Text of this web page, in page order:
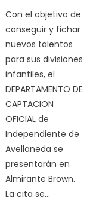
Con el objetivo de
conseguir y fichar
nuevos talentos
para sus divisiones
infantiles, el
DEPARTAMENTO DE
CAPTACION
OFICIAL de
Independiente de
Avellaneda se
presentarán en
Almirante Brown.
La cita se…